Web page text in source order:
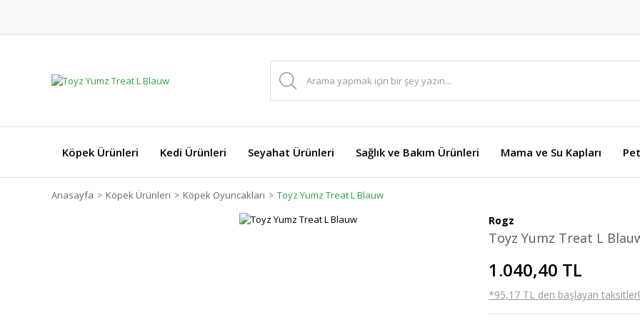
Köpek Ürünleri Kedi Ürünleri Seyahat Ürünleri Sağlık ve Bakım Ürünleri Mama ve Su Kapları
Anasayfa Köpek Ürünleri Köpek Oyuncakları Toyz Yumz Treat L Blauw
Rogz
Toyz Yumz Treat L
1.040,40 TL
*95,17 TL den başlayan